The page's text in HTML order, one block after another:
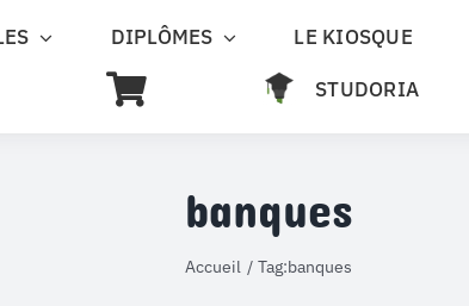
DIPLÔMES LE KIOSQUE
STUDORIA
banques
Accueil Tag:banques